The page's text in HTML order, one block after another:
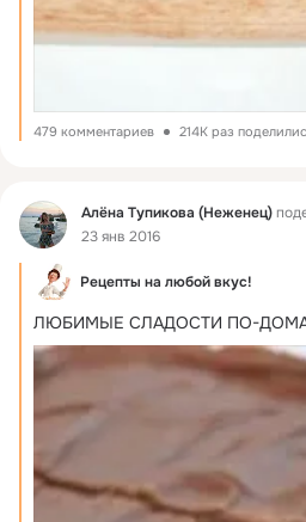
479 комментариев 214K раз
Фид Алёна Тупикова (Неженец)
23 янв 2016
Рецепты на любой вкус!
ЛЮБИМЫЕ СЛАДОСТИ ПО-